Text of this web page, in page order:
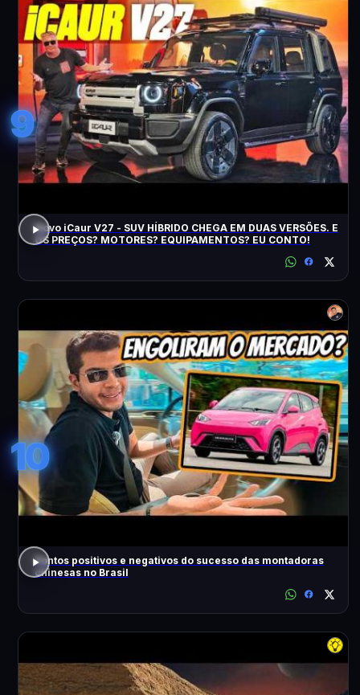
9
Novo iCaur V27 - SUV HÍBRIDO CHEGA EM DUAS VERSÕES. E
OS PREÇOS? MOTORES? EQUIPAMENTOS? EU CONTO!
10
Pontos positivos e negativos do sucesso das montadoras
chinesas no Brasil